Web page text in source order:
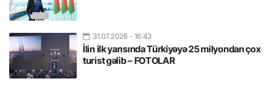
31.07.2026 - 16:43
İlin ilk yarısında Türkiyəyə 25 milyondan çox
turist gəlib – FOTOLAR